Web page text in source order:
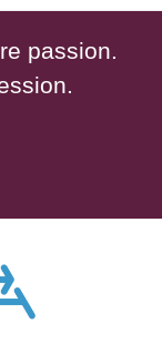
passion.